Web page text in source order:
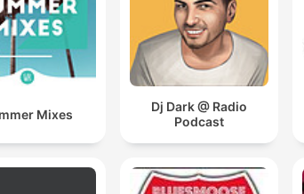
Mixes
Dj Dark @ Radio
Podcast